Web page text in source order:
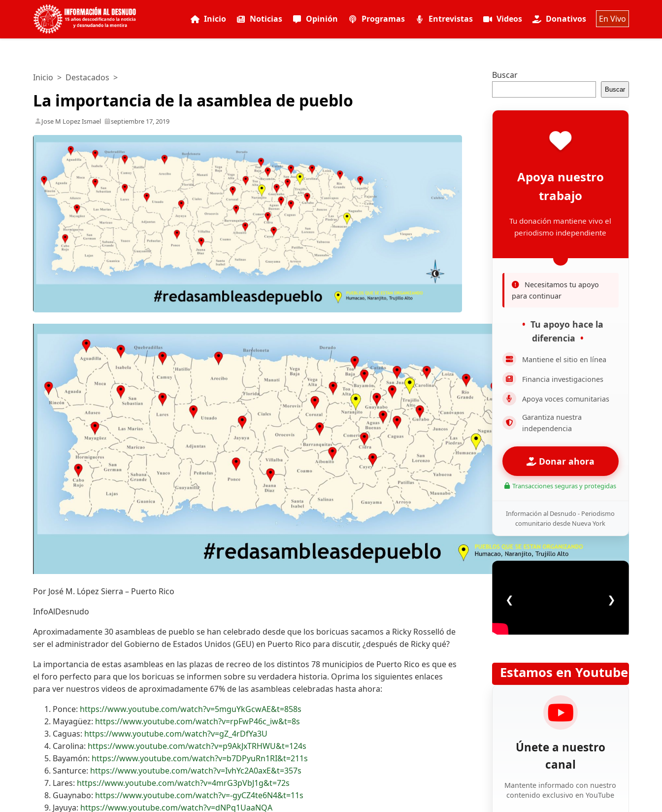
Inicio Noticias Opinión Programas Entrevistas Videos Donativos En Vivo
Inicio > Destacados >
La importancia de la asamblea de pueblo
Jose M Lopez Ismael septiembre 17, 2019
Por José M. López Sierra – Puerto Rico
InfoAlDesnudo
Aproximadamente 30 asambleas de pueblo se han celebrado desde que los boricuas sacamos a Ricky Rosselló de
ser el administrador del Gobierno de Estados Unidos (GEU) en Puerto Rico para discutir, ¿después de Ricky qué?
La importancia de estas asambleas en las plazas de recreo de los distintos 78 municipios de Puerto Rico es que es
el foro perfecto para que los boricuas se informen sobre su verdadera historia. Oprima los siguientes enlaces
para ver nuestros videos de aproximadamente 67% de las asambleas celebradas hasta ahora:
Ponce: https://www.youtube.com/watch?v=5mguYkGcwAE&t=858s
Mayagüez: https://www.youtube.com/watch?v=rpFwP46c_iw&t=8s
Caguas: https://www.youtube.com/watch?v=gZ_4rDfYa3U
Carolina: https://www.youtube.com/watch?v=p9AkJxTRHWU&t=124s
Bayamón: https://www.youtube.com/watch?v=b7DPyuRn1RI&t=211s
Santurce: https://www.youtube.com/watch?v=IvhYc2A0axE&t=357s
Lares: https://www.youtube.com/watch?v=4mrG3pVbJ1g&t=72s
Guaynabo: https://www.youtube.com/watch?v=-gyCZ4te6N4&t=11s
Jayuya: https://www.youtube.com/watch?v=dNPq1UaaNQA
Buscar
Buscar
Apoya nuestro
trabajo
Tu donación mantiene vivo el
periodismo independiente
Necesitamos tu apoyo
para continuar
Tu apoyo hace la
diferencia
Mantiene el sitio en línea
Financia investigaciones
Apoya voces comunitarias
Garantiza nuestra
independencia
Donar ahora
Transacciones seguras y protegidas
Información al Desnudo - Periodismo
comunitario desde Nueva York
❮ ❯
Estamos en Youtube
Únete a nuestro
canal
Mantente informado con nuestro
contenido exclusivo en YouTube